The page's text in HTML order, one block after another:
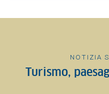
NOTIZIA
Turismo,